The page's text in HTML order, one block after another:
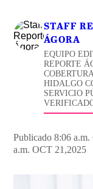
STAFF
ÁGORA
EQUIPO
REPORTE
HIDALGO
SERVICIO
Publicado 8:06
a.m. OCT 21,2025